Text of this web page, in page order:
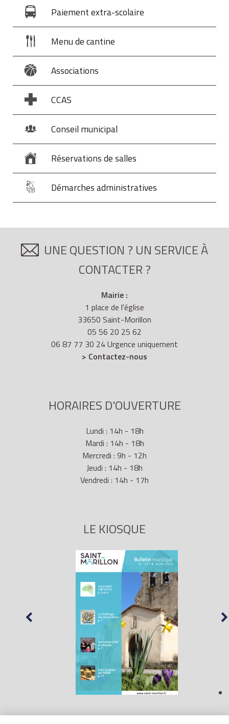
Paiement extra-scolaire
Menu de cantine
Associations
CCAS
Conseil municipal
Réservations de salles
Démarches administratives
UNE QUESTION ? UN SERVICE À
CONTACTER ?
Mairie :
1 place de l'église
33650 Saint-Morillon
05 56 20 25 62
06 87 77 30 24 Urgence uniquement
> Contactez-nous
HORAIRES D'OUVERTURE
Lundi : 14h - 18h
Mardi : 14h - 18h
Mercredi : 9h - 12h
Jeudi : 14h - 18h
Vendredi : 14h - 17h
LE KIOSQUE